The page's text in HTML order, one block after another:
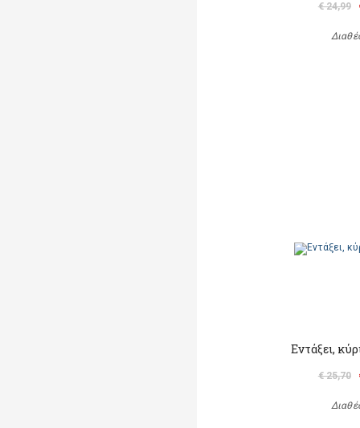
€ 24,99
Εντάξει,
€ 25,70